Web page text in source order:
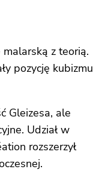
malarską z teorią.
pozycję kubizmu
Gleizesa, ale
Udział w
rozszerzył